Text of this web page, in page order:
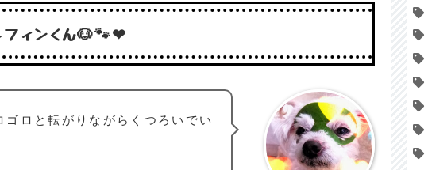
ィンくん🐶🐾❤
ロと転がりながらくつろいでい